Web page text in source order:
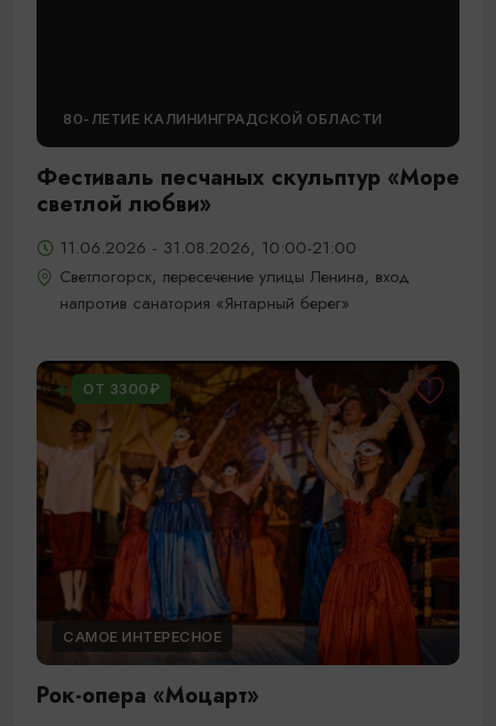
80-ЛЕТИЕ КАЛИНИНГРАДСКОЙ ОБЛАСТИ
Фестиваль песчаных скульптур «Море
светлой любви»
11.06.2026 - 31.08.2026, 10:00-21:00
Светлогорск, пересечение улицы Ленина, вход
напротив санатория «Янтарный берег»
ОТ 3300₽
САМОЕ ИНТЕРЕСНОЕ
Рок-опера «Моцарт»